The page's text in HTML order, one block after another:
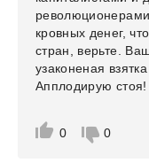
0 0
кровных денег,
стран, верьте.
узаконеная
Апплодирую стоя!